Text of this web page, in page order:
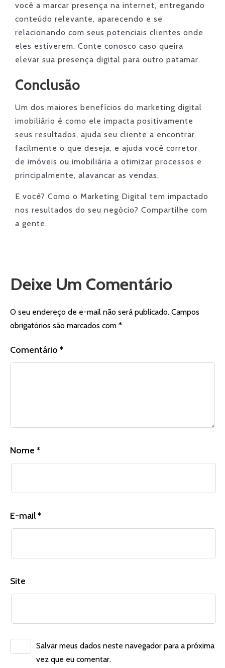
você a marcar presença na internet, entregando
conteúdo relevante, aparecendo e se
relacionando com seus potenciais clientes onde
eles estiverem. Conte conosco caso queira
elevar sua presença digital para outro patamar.
Conclusão
Um dos maiores benefícios do marketing digital
imobiliário é como ele impacta positivamente
seus resultados, ajuda seu cliente a encontrar
facilmente o que deseja, e ajuda você corretor
de imóveis ou imobiliária a otimizar processos e
principalmente, alavancar as vendas.
E você? Como o Marketing Digital tem impactado
nos resultados do seu negócio? Compartilhe com
a gente.
Deixe Um Comentário
O seu endereço de e-mail não será publicado. Campos
obrigatórios são marcados com *
Comentário *
Nome *
E-mail*
Site
Salvar meus dados neste navegador para a próxima
vez que eu comentar.